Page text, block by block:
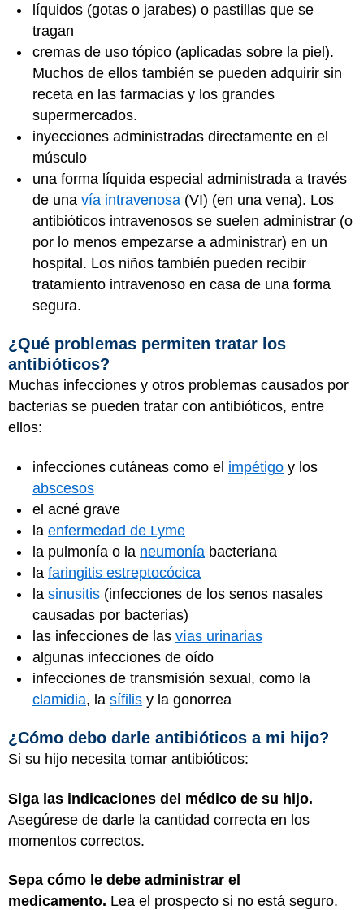
líquidos (gotas o jarabes) o pastillas que se
tragan
cremas de uso tópico (aplicadas sobre la piel).
Muchos de ellos también se pueden adquirir sin
receta en las farmacias y los grandes
supermercados.
inyecciones administradas directamente en el
músculo
una forma líquida especial administrada a través
de una vía intravenosa (VI) (en una vena). Los
antibióticos intravenosos se suelen administrar (o
por lo menos empezarse a administrar) en un
hospital. Los niños también pueden recibir
tratamiento intravenoso en casa de una forma
segura.
¿Qué problemas permiten tratar los
antibióticos?
Muchas infecciones y otros problemas causados por
bacterias se pueden tratar con antibióticos, entre
ellos:
infecciones cutáneas como el impétigo y los
abscesos
el acné grave
la enfermedad de Lyme
la pulmonía o la neumonía bacteriana
la faringitis estreptocócica
la sinusitis (infecciones de los senos nasales
causadas por bacterias)
las infecciones de las vías urinarias
algunas infecciones de oído
infecciones de transmisión sexual, como la
clamidia, la sífilis y la gonorrea
¿Cómo debo darle antibióticos a mi hijo?
Si su hijo necesita tomar antibióticos:
Siga las indicaciones del médico de su hijo.
Asegúrese de darle la cantidad correcta en los
momentos correctos.
Sepa cómo le debe administrar el
medicamento. Lea el prospecto si no está seguro.